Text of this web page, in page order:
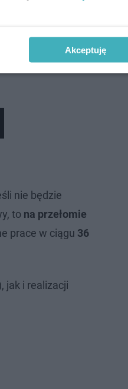
do
18
- podała GDDKiA.
nie będzie
to na przełomie
prace w ciągu 36
jak i realizacji
Akceptuję